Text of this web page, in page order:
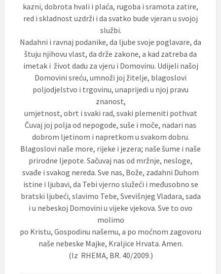
kazni, dobrota hvali i plaća, rugoba i sramota zatire,
red i skladnost uzdrži i da svatko bude vjeran u svojoj
službi.
Nadahni i ravnaj podanike, da ljube svoje poglavare, da
štuju njihovu vlast, da drže zakone, a kad zatreba da
imetak i život dadu za vjeru i Domovinu. Udijeli našoj
Domovini sreću, umnoži joj žitelje, blagoslovi
poljodjelstvo i trgovinu, unaprijedi u njoj pravu
znanost,
umjetnost, obrt i svaki rad, svaki plemeniti pothvat
Čuvaj joj polja od nepogode, suše i moče, nadari nas
dobrom ljetinom i napretkom u svakom dobru.
Blagoslovi naše more, rijeke i jezera; naše šume i naše
prirodne ljepote. Sačuvaj nas od mržnje, nesloge,
svađe i svakog nereda. Sve nas, Bože, zadahni Duhom
istine i ljubavi, da Tebi vjerno služeći i međusobno se
bratski ljubeći, slavimo Tebe, Svevišnjeg Vladara, sada
i u nebeskoj Domovini u vijeke vjekova. Sve to ovo
molimo
po Kristu, Gospodinu našemu, a po moćnom zagovoru
naše nebeske Majke, Kraljice Hrvata. Amen.
(Iz RHEMA, BR. 40/2009.)